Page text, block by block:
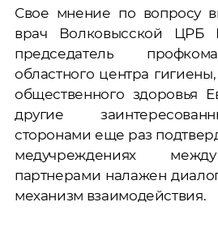
Свое мнение по вопросу
врач Волковысской ЦРБ
председатель
областного центра
общественного здоровья
другие
сторонами еще раз
медучреждениях
партнерами налажен
механизм взаимодействия.